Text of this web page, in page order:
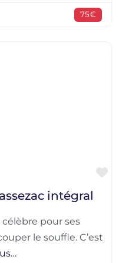
75€
intégral
célèbre pour ses
le souffle. C’est